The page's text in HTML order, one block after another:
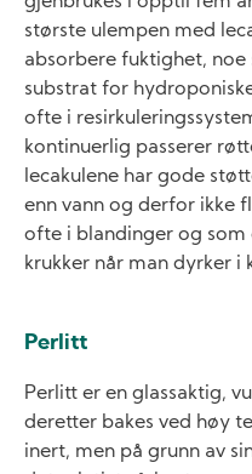
største ulempen med
absorbere fuktighet,
substrat for
ofte i
kontinuerlig passerer
lecakulene har gode
enn vann og derfor ikke
ofte i blandinger og som
krukker når man dyrker i
Perlitt
Perlitt er en glassaktig,
deretter bakes ved høy
inert, men på grunn av